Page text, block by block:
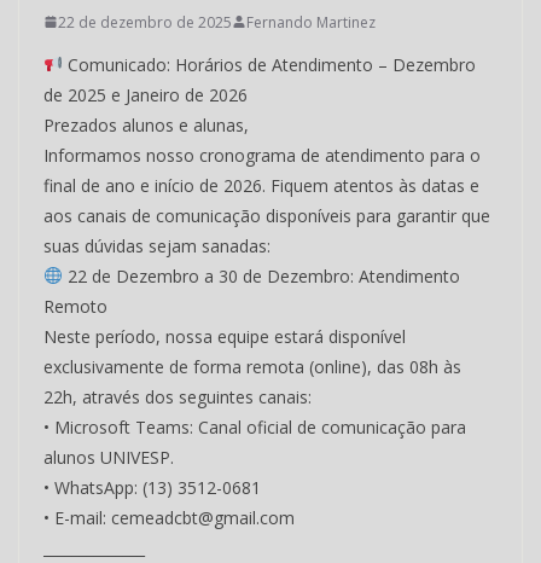
22 de dezembro de 2025 Fernando Martinez
Comunicado: Horários de Atendimento – Dezembro
de 2025 e Janeiro de 2026
Prezados alunos e alunas,
Informamos nosso cronograma de atendimento para o
final de ano e início de 2026. Fiquem atentos às datas e
aos canais de comunicação disponíveis para garantir que
suas dúvidas sejam sanadas:
22 de Dezembro a 30 de Dezembro: Atendimento
Remoto
Neste período, nossa equipe estará disponível
exclusivamente de forma remota (online), das 08h às
22h, através dos seguintes canais:
• Microsoft Teams: Canal oficial de comunicação para
alunos UNIVESP.
• WhatsApp: (13) 3512-0681
• E-mail: cemeadcbt@gmail.com